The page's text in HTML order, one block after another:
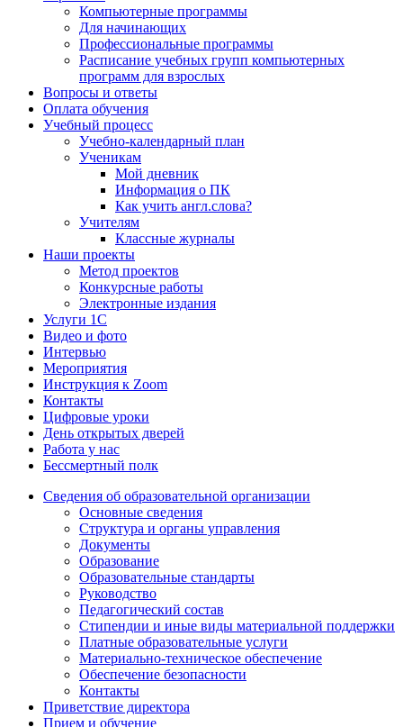
Компьютерные программы
Для начинающих
Профессиональные программы
Расписание учебных групп компьютерных
программ для взрослых
Вопросы и ответы
Оплата обучения
Учебный процесс
Учебно-календарный план
Ученикам
Мой дневник
Информация о ПК
Как учить англ.слова?
Учителям
Классные журналы
Наши проекты
Метод проектов
Конкурсные работы
Электронные издания
Услуги 1C
Видео и фото
Интервью
Мероприятия
Инструкция к Zoom
Контакты
Цифровые уроки
День открытых дверей
Работа у нас
Бессмертный полк
Сведения об образовательной организации
Основные сведения
Структура и органы управления
Документы
Образование
Образовательные стандарты
Руководство
Педагогический состав
Стипендии и иные виды материальной поддержки
Платные образовательные услуги
Материально-техническое обеспечение
Обеспечение безопасности
Контакты
Приветствие директора
Прием и обучение